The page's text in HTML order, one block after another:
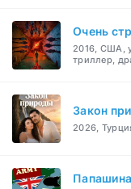
Очень
2016, США,
триллер,
Закон
2026,